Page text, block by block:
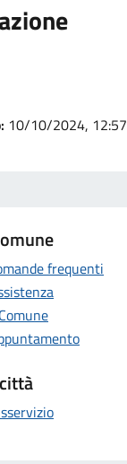
10/10/2024, 12:57
frequenti